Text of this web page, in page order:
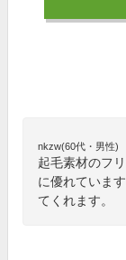
nkzw(60代・男性)
起毛素材のフ
に優れていま
てくれます。